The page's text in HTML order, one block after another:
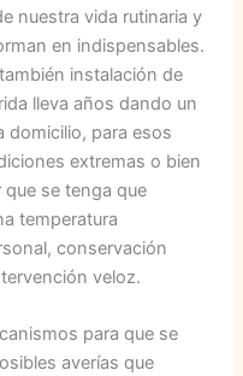
nuestra vida rutinaria y
en indispensables.
instalación de
lleva años dando un
domicilio, para esos
extremas o bien
se tenga que
temperatura
conservación
veloz.
para que se
averías que